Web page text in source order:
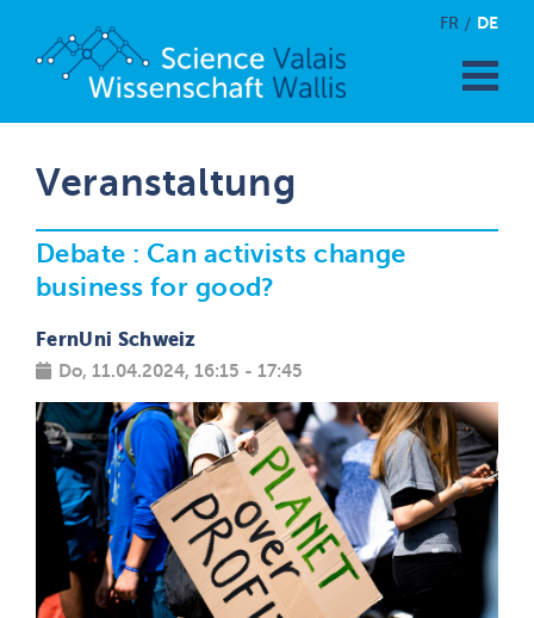
FR DE
Veranstaltung
Debate : Can activists change
business for good?
FernUni Schweiz
Do, 11.04.2024, 16:15 - 17:45